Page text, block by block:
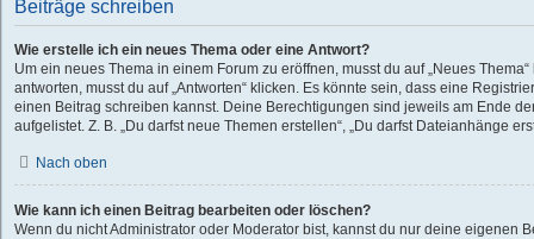
Beiträge schreiben
Wie erstelle ich ein neues Thema oder eine Antwort?
Um ein neues Thema in einem Forum zu eröffnen, musst du auf „Neues
antworten, musst du auf „Antworten“ klicken. Es könnte sein, dass eine
einen Beitrag schreiben kannst. Deine Berechtigungen sind jeweils am Ende
aufgelistet. Z. B. „Du darfst neue Themen erstellen“, „Du darfst Dateianhänge
Nach oben
Wie kann ich einen Beitrag bearbeiten oder löschen?
Wenn du nicht Administrator oder Moderator bist, kannst du nur deine eigenen